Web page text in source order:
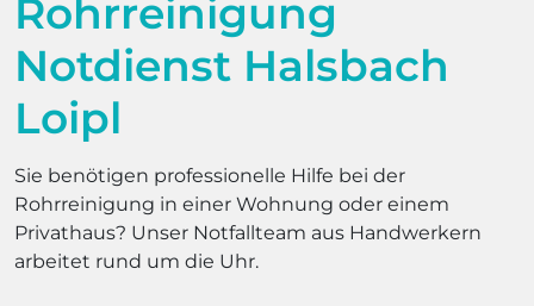
Rohrreinigung
Notdienst Halsbach
Loipl
Sie benötigen professionelle Hilfe bei der
Rohrreinigung in einer Wohnung oder einem
Privathaus? Unser Notfallteam aus Handwerkern
arbeitet rund um die Uhr.